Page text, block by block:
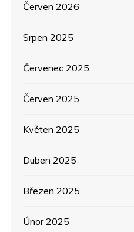
Červen 2026
Srpen 2025
Červenec 2025
Červen 2025
Květen 2025
Duben 2025
Březen 2025
Únor 2025